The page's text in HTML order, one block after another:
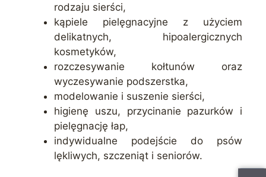
rodzaju sierści,
kąpiele pielęgnacyjne z użyciem
delikatnych, hipoalergicznych
kosmetyków,
rozczesywanie kołtunów oraz
wyczesywanie podszerstka,
modelowanie i suszenie sierści,
higienę uszu, przycinanie pazurków i
pielęgnację łap,
indywidualne podejście do psów
lękliwych, szczeniąt i seniorów.